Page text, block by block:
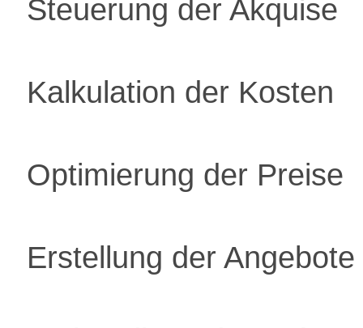
Steuerung der Akquise
Kalkulation der Kosten
Optimierung der Preise
Erstellung der Angebote